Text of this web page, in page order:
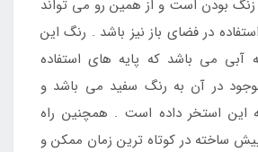
بودن است و از همین رو می تواند
در فضای باز نیز باشد . رنگ این
می باشد که پایه های استفاده
در آن به رنگ سفید می باشد و
این استخر داده است . همچنین راه
ساخته در کوتاه ترین زمان ممکن و